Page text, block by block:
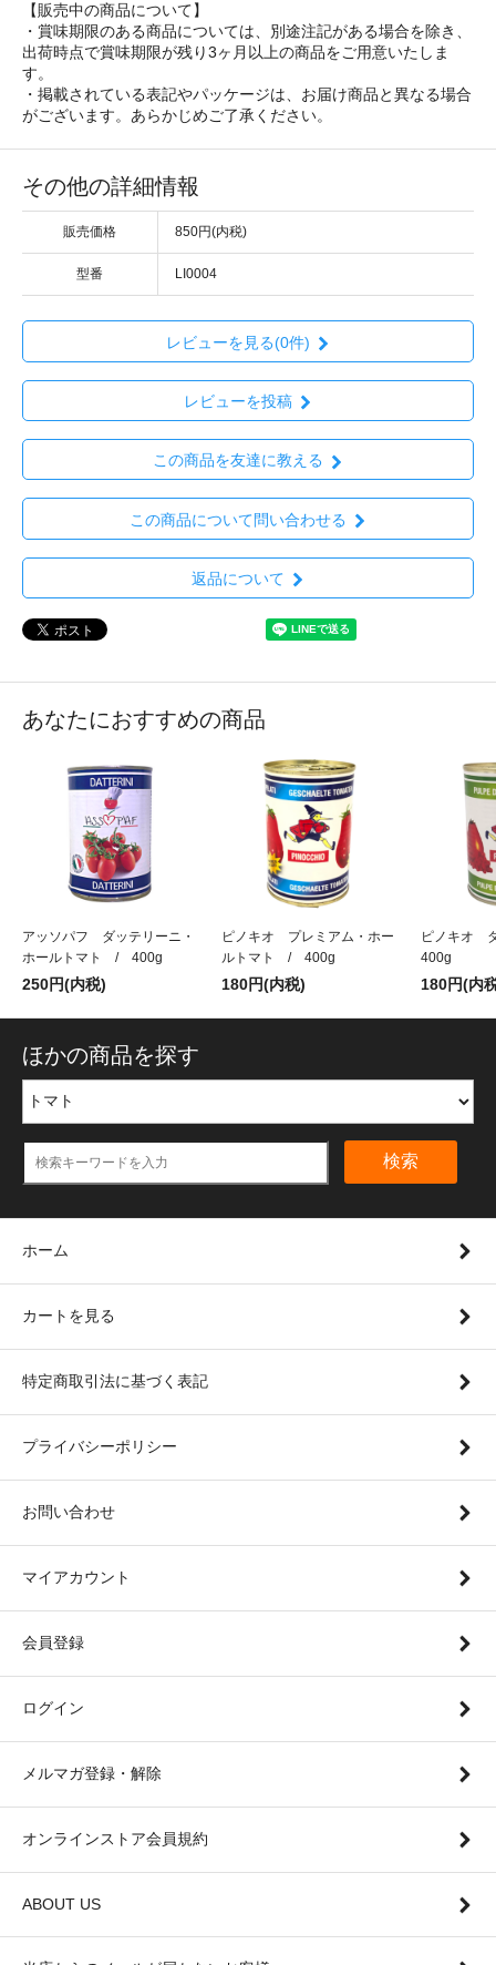
【販売中の商品について】
・賞味期限のある商品については、別途注記がある場合を除き、
出荷時点で賞味期限が残り3ヶ月以上の商品をご用意いたしま
す。
・掲載されている表記やパッケージは、お届け商品と異なる場合
がございます。あらかじめご了承ください。
その他の詳細情報
販売価格 850円(内税)
型番 LI0004
レビューを見る(0件)
レビューを投稿
この商品を友達に教える
この商品について問い合わせる
返品について
あなたにおすすめの商品
アッソパフ ダッテリーニ・
ホールトマト / 400g
250円(内税)
ピノキオ プレミアム・ホー
ルトマト / 400g
180円(内税)
ピノキオ
400g
180円(内
ほかの商品を探す
検索
ホーム
カートを見る
特定商取引法に基づく表記
プライバシーポリシー
お問い合わせ
マイアカウント
会員登録
ログイン
メルマガ登録・解除
オンラインストア会員規約
ABOUT US